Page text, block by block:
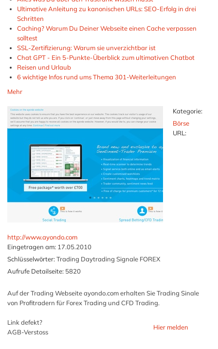
Ultimative Anleitung zu kanonischen URLs: SEO-Erfolg in drei
Schritten
Caching? Warum Du Deiner Webseite einen Cache verpassen
solltest
SSL-Zertifizierung: Warum sie unverzichtbar ist
Chat GPT - Ein 5-Punkte-Überblick zum ultimativen Chatbot
Reisen und Urlaub
6 wichtige Infos rund ums Thema 301-Weiterleitungen
Mehr
Kategorie:
Börse
URL:
http://www.ayondo.com
Eingetragen am: 17.05.2010
Schlüsselwörter: Trading Daytrading Signale FOREX
Aufrufe Detailseite: 5820
Auf der Trading Webseite ayondo.com erhalten Sie Trading Sinale
von Profitradern für Forex Trading und CFD Trading.
Link defekt?
AGB-Verstoss
Hier melden